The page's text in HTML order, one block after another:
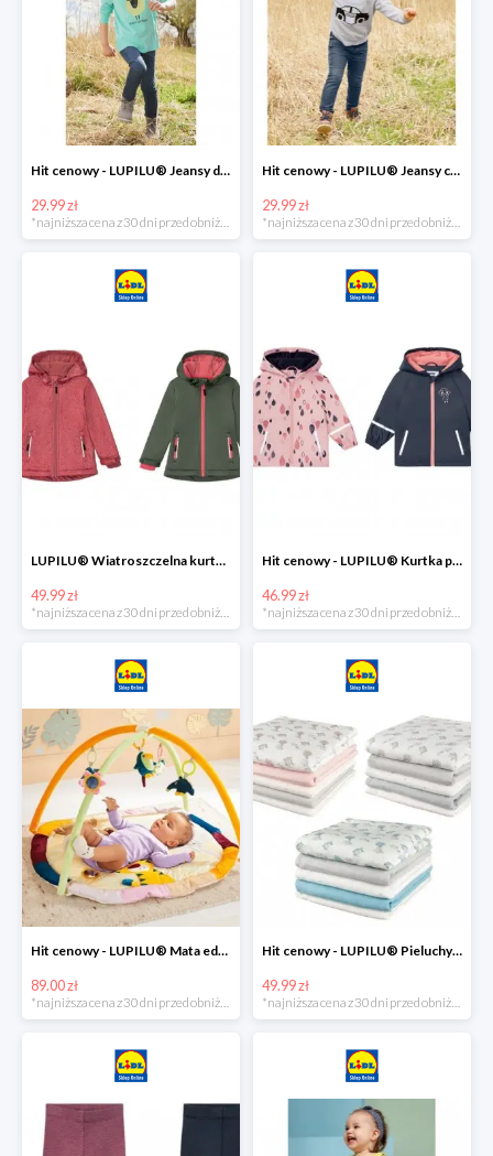
Hit cenowy - LUPILU® Jeansy dziewczęce slim fit
29.99 zł
Hit cenowy - LUPILU® Jeansy chłopięce slim fit
29.99 zł
LUPILU® Wiatroszczelna kurtka dziecięca softshell, 1 sztuka
49.99 zł
Hit cenowy - LUPILU® Kurtka przeciwdeszczowa dziewczęca, 1 sztuka
46.99 zł
Hit cenowy - LUPILU® Mata edukacyjna dla niemowląt, 1 sztuka
89.00 zł
*najniższa cena z 30 dni przed obniżką
Hit cenowy - LUPILU® Pieluchy tetrowe 80x80 cm, z biobawełny, 5 sztuk
49.99 zł
*najniższa cena z 30 dni przed obniżką